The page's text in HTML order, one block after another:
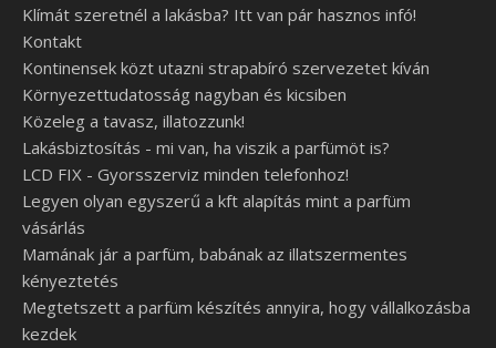
Klímát szeretnél a lakásba? Itt van pár hasznos infó!
Kontakt
Kontinensek közt utazni strapabíró szervezetet kíván
Környezettudatosság nagyban és kicsiben
Közeleg a tavasz, illatozzunk!
Lakásbiztosítás - mi van, ha viszik a parfümöt is?
LCD FIX - Gyorsszerviz minden telefonhoz!
Legyen olyan egyszerű a kft alapítás mint a parfüm
vásárlás
Mamának jár a parfüm, babának az illatszermentes
kényeztetés
Megtetszett a parfüm készítés annyira, hogy vállalkozásba
kezdek